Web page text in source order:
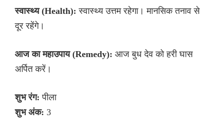
स्वास्थ्य (Health): स्वास्थ्य उत्तम रहेगा। मानसिक तनाव से
दूर रहेंगे।
आज का महाउपाय (Remedy): आज बुध देव को हरी घास
अर्पित करें।
शुभ रंग: पीला
शुभ अंक: 3